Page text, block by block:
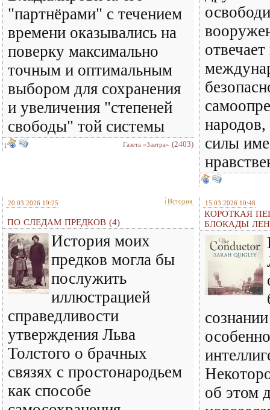
"партнёрами" с течением
времени оказывались на
поверку максимально
точным и оптимальным
выбором для сохранения
и увеличения "степеней
свободы" той системы
1 Газета «Завтра» (2403)
силы
20.03.2026 19:25 История
ПО СЛЕДАМ ПРЕДКОВ (4)
История моих
предков могла бы
послужить
иллюстрацией
справедливости
утверждения Льва
Толстого о брачных
связях с простонародьем
как способе
15.03.2026 10:48
КОРОТКАЯ
БЛОКАДЫ
об этом